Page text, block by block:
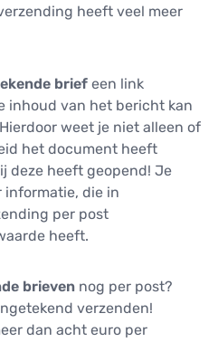
heeft veel meer
brief een link
inhoud van het bericht kan
weet je niet alleen of
het document heeft
deze heeft geopend! Je
informatie, die in
per post
heeft.
brieven nog per post?
verzenden!
dan acht euro per